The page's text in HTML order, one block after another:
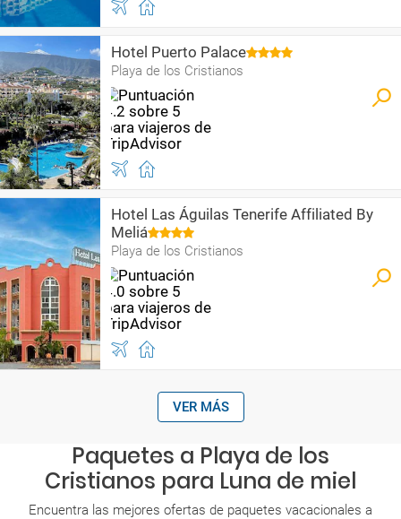
Hotel Puerto Palace
Playa de los Cristianos
Hotel Las Águilas Tenerife Affiliated By
Meliá
Playa de los Cristianos
VER MÁS
Paquetes a Playa de los
Cristianos para Luna de miel
Encuentra las mejores ofertas de paquetes vacacionales a